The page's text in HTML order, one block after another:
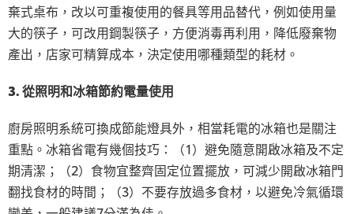
棄式桌布，改以可重複使用的餐具等用品替代，例如使用量
大的筷子，可改用鋼製筷子，方便消毒再利用，降低廢棄物
產出，店家可精算成本，決定使用哪種類型的耗材。
3. 從照明和冰箱節約電量使用
廚房照明系統可換成節能燈具外，相當耗電的冰箱也是關注
重點。冰箱省電有幾個技巧：（1）避免隨意開啟冰箱及不定
期清潔；（2）食物宜整齊固定位置擺放，可減少開啟冰箱門
翻找食材的時間；（3）不要存放過多食材，以避免冷氣循環